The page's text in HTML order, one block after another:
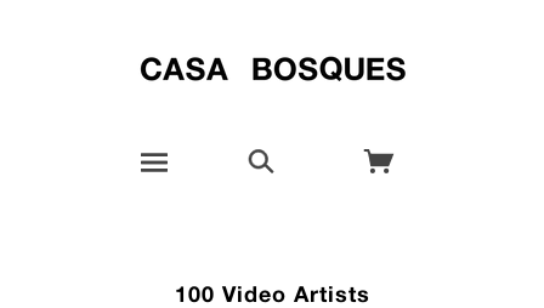
100 Video Artists